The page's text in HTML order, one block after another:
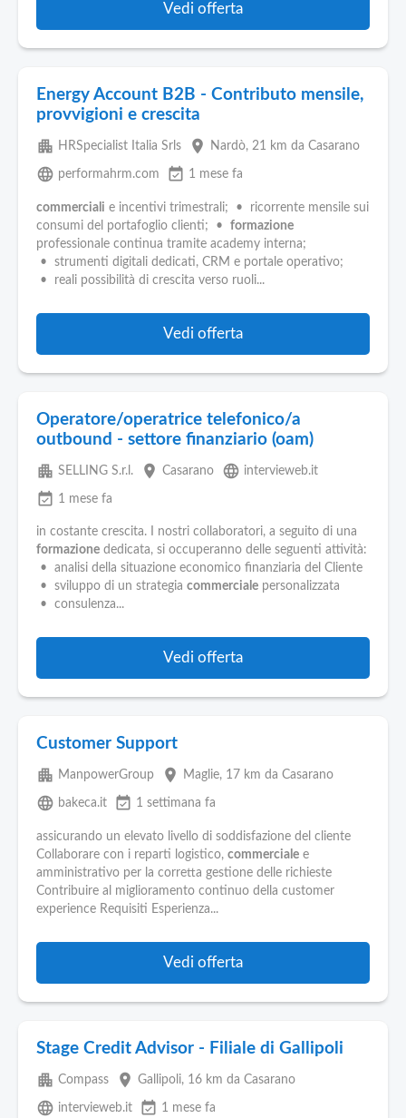
Vedi offerta
Energy Account B2B - Contributo mensile,
provvigioni e crescita
apartment HRSpecialist Italia Srls place Nardò, 21 km da Casarano
language performahrm.com event_available 1 mese fa
commerciali e incentivi trimestrali; • ricorrente mensile sui
consumi del portafoglio clienti; • formazione
professionale continua tramite academy interna;
• strumenti digitali dedicati, CRM e portale operativo;
• reali possibilità di crescita verso ruoli...
Vedi offerta
Operatore/operatrice telefonico/a
outbound - settore finanziario (oam)
apartment SELLING S.r.l. place Casarano language intervieweb.it
event_available 1 mese fa
in costante crescita. I nostri collaboratori, a seguito di una
formazione dedicata, si occuperanno delle seguenti attività:
• analisi della situazione economico finanziaria del Cliente
• sviluppo di un strategia commerciale personalizzata
• consulenza...
Vedi offerta
Customer Support
apartment ManpowerGroup place Maglie, 17 km da Casarano
language bakeca.it event_available 1 settimana fa
assicurando un elevato livello di soddisfazione del cliente
Collaborare con i reparti logistico, commerciale e
amministrativo per la corretta gestione delle richieste
Contribuire al miglioramento continuo della customer
experience Requisiti Esperienza...
Vedi offerta
Stage Credit Advisor - Filiale di Gallipoli
apartment Compass place Gallipoli, 16 km da Casarano
language intervieweb.it event_available 1 mese fa